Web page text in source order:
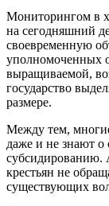
Мониторингом в
на сегодняшний
своевременную
уполномоченных
выращиваемой,
государство
размере.
Между тем, многие
даже и не знают о
субсидированию.
крестьян не
существующих